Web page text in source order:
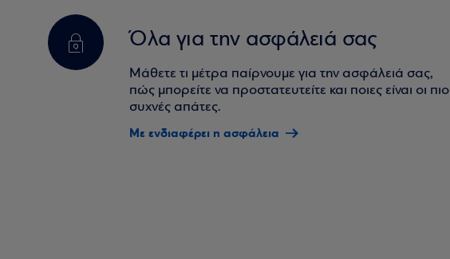
Όλα για την ασφάλειά σας
Μάθετε τι μέτρα παίρνουμε για την ασφάλειά σας,
πώς μπορείτε να προστατευτείτε και ποιες είναι οι πιο
συχνές απάτες.
Με ενδιαφέρει η ασφάλεια